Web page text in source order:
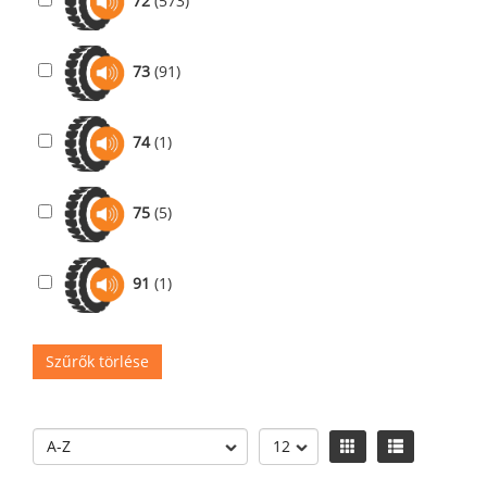
73 (91)
74(1)
75 (5)
91 (1)
Szűrők törlése